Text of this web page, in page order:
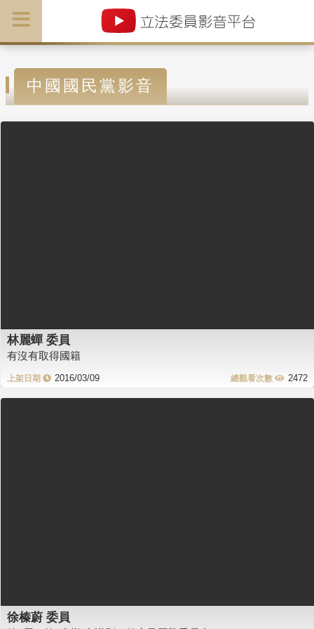
中國國民黨影音
林麗蟬 委員
有沒有取得國籍
2016/03/09 2472
徐榛蔚 委員